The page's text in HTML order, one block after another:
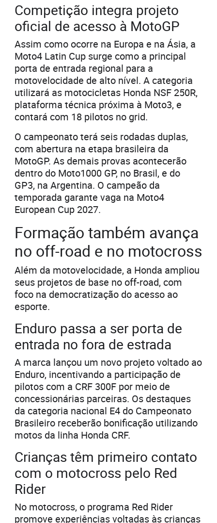
Competição integra projeto
oficial de acesso à MotoGP
Assim como ocorre na Europa e na Ásia, a
Moto4 Latin Cup surge como a principal
porta de entrada regional para a
motovelocidade de alto nível. A categoria
utilizará as motocicletas Honda NSF 250R,
plataforma técnica próxima à Moto3, e
contará com 18 pilotos no grid.
O campeonato terá seis rodadas duplas,
com abertura na etapa brasileira da
MotoGP. As demais provas acontecerão
dentro do Moto1000 GP, no Brasil, e do
GP3, na Argentina. O campeão da
temporada garante vaga na Moto4
European Cup 2027.
Formação também avança
no off-road e no motocross
Além da motovelocidade, a Honda ampliou
seus projetos de base no off-road, com
foco na democratização do acesso ao
esporte.
Enduro passa a ser porta de
entrada no fora de estrada
A marca lançou um novo projeto voltado ao
Enduro, incentivando a participação de
pilotos com a CRF 300F por meio de
concessionárias parceiras. Os destaques
da categoria nacional E4 do Campeonato
Brasileiro receberão bonificação utilizando
motos da linha Honda CRF.
Crianças têm primeiro contato
com o motocross pelo Red
Rider
No motocross, o programa Red Rider
promove experiências voltadas às crianças